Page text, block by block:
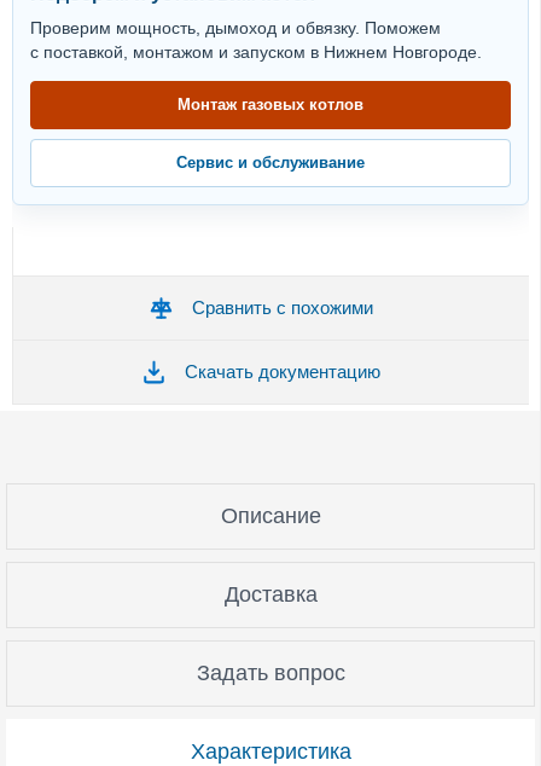
Проверим мощность, дымоход и обвязку. Поможем
с поставкой, монтажом и запуском в Нижнем Новгороде.
Монтаж газовых котлов
Сервис и обслуживание
Сравнить с похожими
Скачать документацию
Характеристика
Описание
Доставка
Задать вопрос